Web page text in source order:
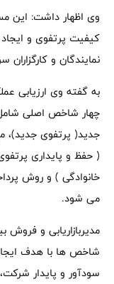
وی اظهار داشت: این
کیفیت پرتفوی و
نمایندگان و
به گفته وی ارزیابی
چهار شاخص اصلی
جدید( پرتفوی جدید)،
( حفظ و پایداری
خانوادگی ) و روش
می شود.
مدیربازاریابی و
شاخص ها با هدف
سودآور و پایدار